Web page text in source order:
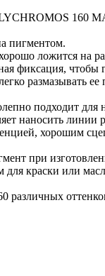
160
пигментом.
ложится на
фиксация, чтобы
размазывать
подходит
наносить
хорошим
при
для краски или
различных